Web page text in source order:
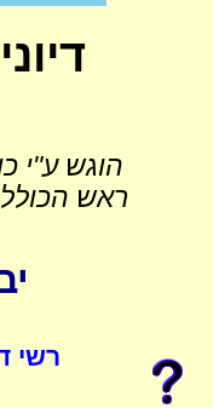
הוגש ע"י
ראש
רשי